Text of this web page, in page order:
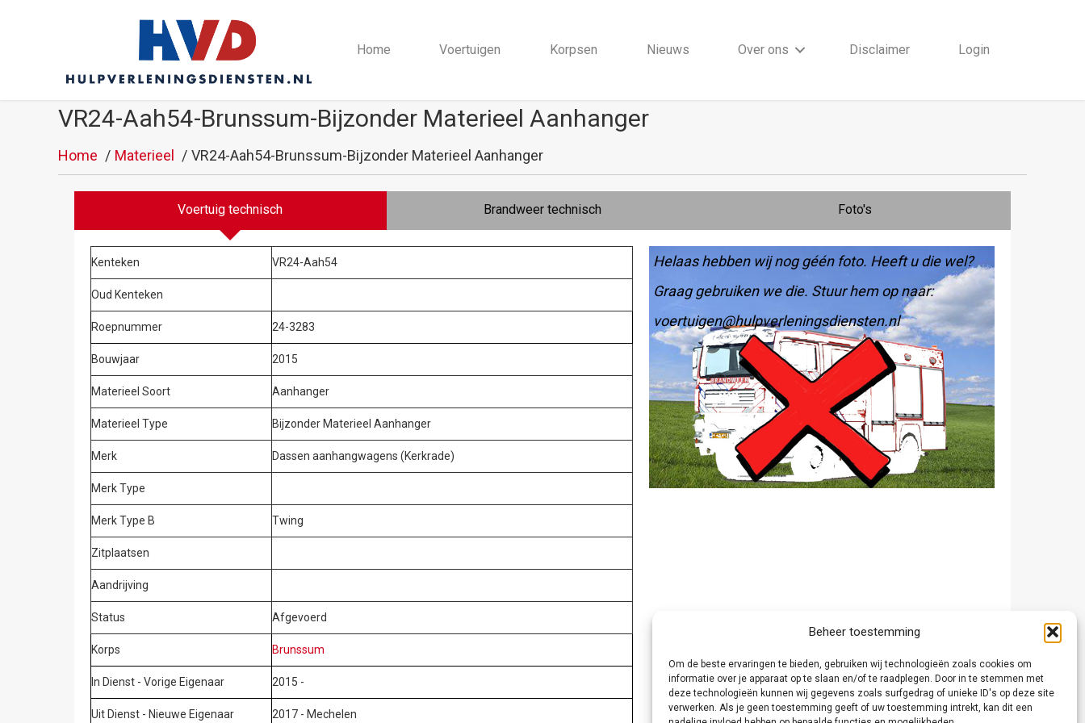
Beheer toestemming
Om de beste ervaringen te bieden, gebruiken wij technologieën zoals cookies om
informatie over je apparaat op te slaan en/of te raadplegen. Door in te stemmen met
deze technologieën kunnen wij gegevens zoals surfgedrag of unieke ID's op deze site
verwerken. Als je geen toestemming geeft of uw toestemming intrekt, kan dit een
Home Voertuigen Korpsen Nieuws Over ons Disclaimer Login
VR24-Aah54-Brunssum-Bijzonder Materieel Aanhanger
Home Materieel VR24-Aah54-Brunssum-Bijzonder Materieel Aanhanger
Voertuig technisch Brandweer technisch Foto's
Kenteken VR24-Aah54
Oud Kenteken
Roepnummer 24-3283
Bouwjaar 2015
Materieel Soort Aanhanger
Materieel Type Bijzonder Materieel Aanhanger
Merk Dassen aanhangwagens (Kerkrade)
Merk Type
Merk Type B Twing
Zitplaatsen
Aandrijving
Status Afgevoerd
Korps Brunssum
In Dienst - Vorige Eigenaar 2015 -
Uit Dienst - Nieuwe Eigenaar 2017 - Mechelen
Helaas hebben wij nog géén foto. Heeft u die wel?
Graag gebruiken we die. Stuur hem op naar:
voertuigen@hulpverleningsdiensten.nl